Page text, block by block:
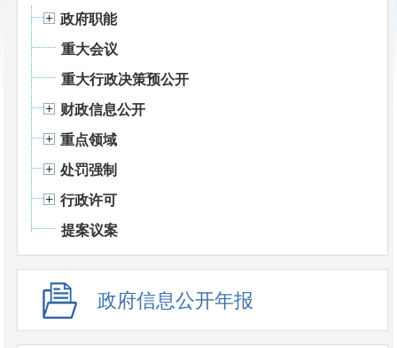
政府职能
重大会议
重大行政决策预公开
财政信息公开
重点领域
处罚强制
行政许可
提案议案
政府信息公开年报